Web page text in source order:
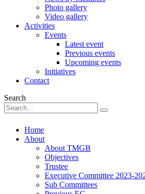
Photo gallery
Video gallery
Activities
Events
Latest event
Previous events
Upcoming events
Initiatives
Contact
Search
Home
About
About TMGB
Objectives
Trustee
Executive Committee 2023-
Sub Committees